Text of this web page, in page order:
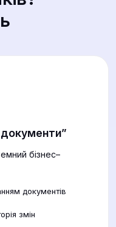
бізнес–
документів
змін